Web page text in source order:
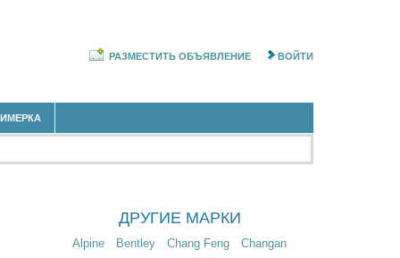
РАЗМЕСТИТЬ ОБЪЯВЛЕНИЕ ВОЙТИ
ДРУГИЕ МАРКИ
Alpine Bentley Chang Feng Changan